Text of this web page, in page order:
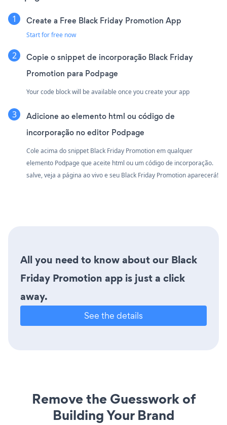
Create a Free Black Friday Promotion App
Start for free now
Copie o snippet de incorporação Black Friday
Promotion para Podpage
Your code block will be available once you create your app
Adicione ao elemento html ou código de
incorporação no editor Podpage
Cole acima do snippet Black Friday Promotion em qualquer
elemento Podpage que aceite html ou um código de incorporação.
salve, veja a página ao vivo e seu Black Friday Promotion aparecerá!
All you need to know about our Black
Friday Promotion app is just a click
away.
See the details
Remove the Guesswork of
Building Your Brand